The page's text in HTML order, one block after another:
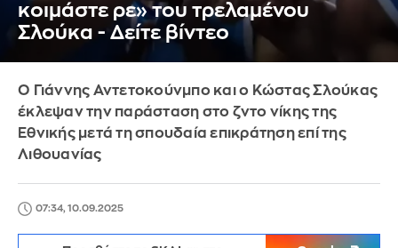
κοιμάστε ρε» του τρελαμένου
Σλούκα - Δείτε βίντεο
Ο Γιάννης Αντετοκούνμπο και ο Κώστας Σλούκας
έκλεψαν την παράσταση στο ζντο νίκης της
Εθνικής μετά τη σπουδαία επικράτηση επί της
Λιθουανίας
07:34, 10.09.2025